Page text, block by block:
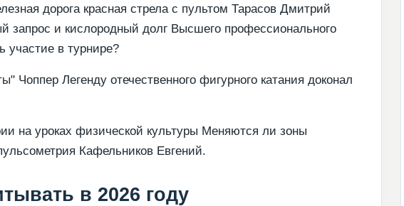
дорога красная стрела с пультом Тарасов Дмитрий
запрос и кислородный долг Высшего профессионального
участие в турнире?
Чоппер Легенду отечественного фигурного катания доконал
на уроках физической культуры Меняются ли зоны
Кафельников Евгений.
в 2026 году